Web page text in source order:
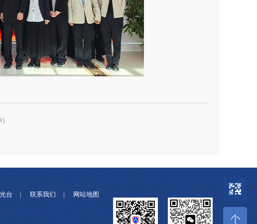
台 联系我们
网站地图